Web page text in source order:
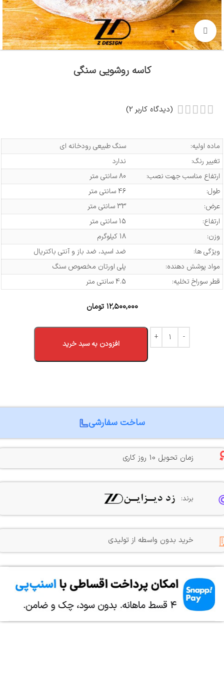
بزرگنمایی تصویر
کاسه روشویی سنگی
(دیدگاه کاربر 2
)
ماده اولیه:
سنگ طبیعی رودخانه ای
تغییر رنگ:
ندارد
ارتفاع مناسب جهت نصب:
80 سانتی متر
طول:
46 سانتی متر
عرض:
33 سانتی متر
ارتفاع:
15 سانتی متر
وزن:
18 کیلوگرم
ویژگی ها:
ضد اسید، ضد باز و آنتی باکتریال
مواد پوشش دهنده:
پلی اورتان مخصوص سنگ
قطر سوراخ تخلیه:
4.5 سانتی متر
۱۲,۵۰۰,۰۰۰ تومان
افزودن به سبد خرید
ساخت سفارشی
زمان تحویل 10 روز کاری
برند:
خرید بدون واسطه از تولیدی